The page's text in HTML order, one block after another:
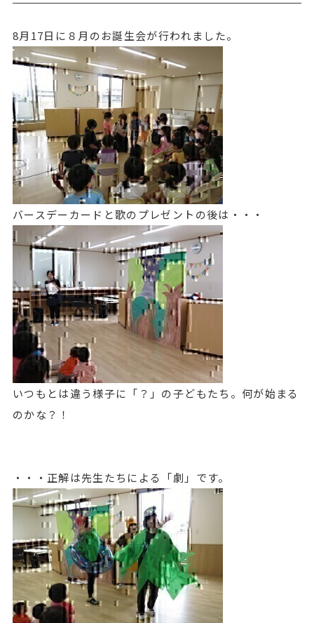
8月17日に８月のお誕生会が行われました。
バースデーカードと歌のプレゼントの後は・・・
いつもとは違う様子に「？」の子どもたち。何が始まる
のかな？！
・・・正解は先生たちによる「劇」です。